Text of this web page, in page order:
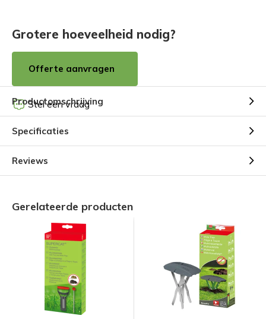
Grotere hoeveelheid nodig?
Offerte aanvragen
Stel een vraag
Productomschrijving
Specificaties
Reviews
Gerelateerde producten